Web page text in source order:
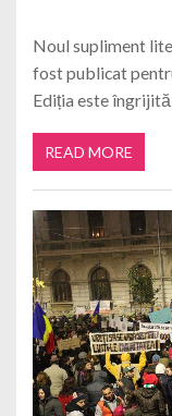
Noul supliment
fost publicat
Ediția este
READ MORE